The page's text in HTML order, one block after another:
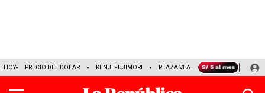
HOY PRECIO DEL DÓLAR KENJI FUJIMORI PLAZA VEA FERIADOS